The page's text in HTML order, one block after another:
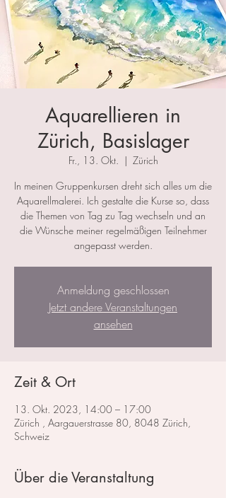
Aquarellieren in
Zürich, Basislager
Fr., 13. Okt.
  |
Zürich
In meinen Gruppenkursen dreht sich alles um die
Aquarellmalerei. Ich gestalte die Kurse so, dass
die Themen von Tag zu Tag wechseln und an
die Wünsche meiner regelmäßigen Teilnehmer
angepasst werden.
Anmeldung geschlossen
Jetzt andere Veranstaltungen
ansehen
Zeit & Ort
13. Okt. 2023, 14:00 – 17:00
Zürich , Aargauerstrasse 80, 8048 Zürich,
Schweiz
Über die Veranstaltung